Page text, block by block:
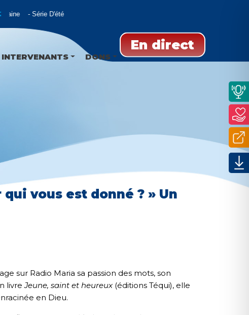
Série D'été
En direct
INTERVENANTS DONS
vous est donné ? » Un
sur Radio Maria sa passion des mots, son
livreJeune, saint et heureux (éditions Téqui), elle
en Dieu.